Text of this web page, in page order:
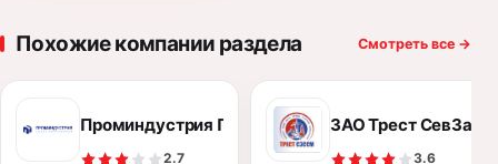
Похожие компании раздела Смотреть все →
Проминдустрия ПГ
2.7
ЗАО Трест
3.6